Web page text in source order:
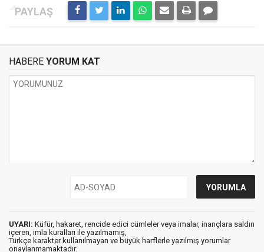
HABERE YORUM KAT
UYARI: Küfür, hakaret, rencide edici cümleler veya imalar, inançlara saldırı
içeren, imla kuralları ile yazılmamış,
Türkçe karakter kullanılmayan ve büyük harflerle yazılmış yorumlar
onaylanmamaktadır.